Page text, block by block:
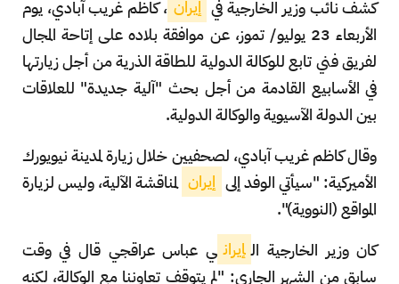
كشف نائب وزير الخارجية في إيران ، كاظم غريب آبادي، يوم
الأربعاء 23 يوليو/ تموز، عن موافقة بلاده على إتاحة المجال
لفريق فني تابع للوكالة الدولية للطاقة الذرية من أجل زيارتها
في الأسابيع القادمة من أجل بحث "آلية جديدة" للعلاقات
بين الدولة الآسيوية والوكالة الدولية.
وقال كاظم غريب آبادي، لصحفيين خلال زيارة لمدينة نيويورك
الأميركية: "سيأتي الوفد إلى إيران لمناقشة الآلية، وليس لزيارة
المواقع (النووية)".
كان وزير الخارجية ال إيران ي عباس عراقجي قال في وقت
سابق من الشهر الجاري: "لم يتوقف تعاوننا مع الوكالة، لكنه